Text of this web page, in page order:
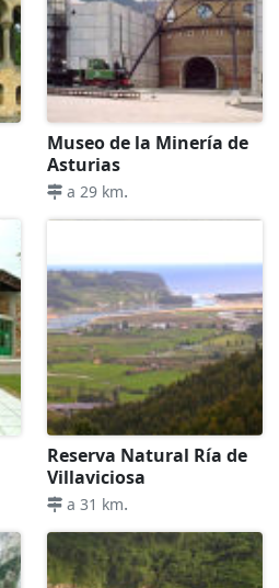
Museo de la Minería de
Asturias
a 29 km.
Reserva Natural Ría de
Villaviciosa
a 31 km.